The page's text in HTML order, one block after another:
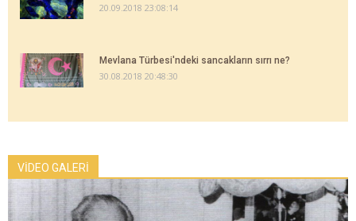
20.09.2018 23:08:14
Mevlana Türbesi'ndeki sancakların sırrı ne?
30.08.2018 20:48:30
VİDEO GALERİ